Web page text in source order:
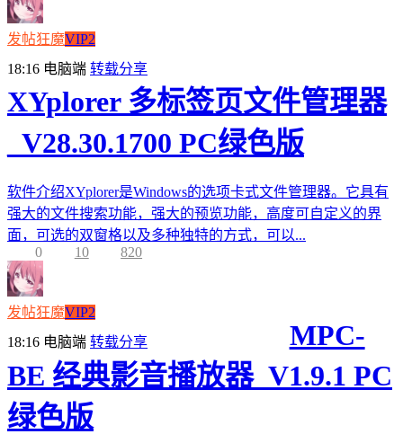
发帖狂魔VIP2
18:16 电脑端 转载分享
XYplorer 多标签页文件管理器
_V28.30.1700 PC绿色版
软件介绍XYplorer是Windows的选项卡式文件管理器。它具有
强大的文件搜索功能，强大的预览功能，高度可自定义的界
面，可选的双窗格以及多种独特的方式，可以...
0
10 820
发帖狂魔VIP2
18:16 电脑端 转载分享
MPC-
BE 经典影音播放器_V1.9.1 PC
绿色版